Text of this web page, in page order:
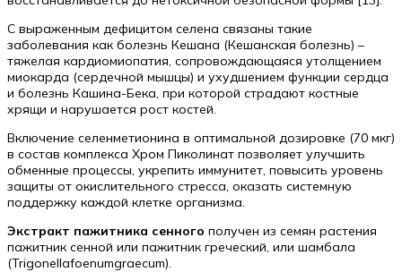
С выраженным дефицитом селена связаны такие
заболевания как болезнь Кешана (Кешанская болезнь) –
тяжелая кардиомиопатия, сопровождающаяся утолщением
миокарда (сердечной мышцы) и ухудшением функции сердца
и болезнь Кашина-Бека, при которой страдают костные
хрящи и нарушается рост костей.
Включение селенметионина в оптимальной дозировке (70 мкг)
в состав комплекса Хром Пиколинат позволяет улучшить
обменные процессы, укрепить иммунитет, повысить уровень
защиты от окислительного стресса, оказать системную
поддержку каждой клетке организма.
Экстракт пажитника сенного получен из семян растения
пажитник сенной или пажитник греческий, или шамбала
(Trigonellafoenumgraecum).